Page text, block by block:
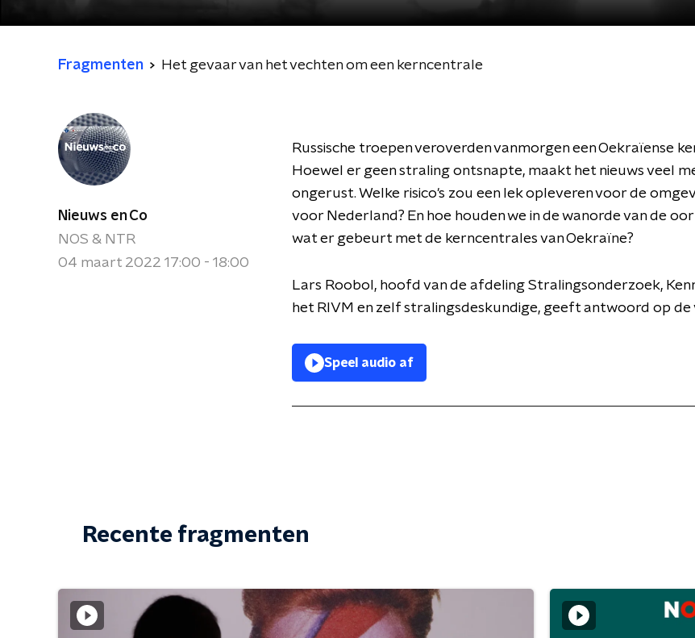
Fragmenten Het gevaar van het vechten om een kerncentrale
Nieuws en Co
NOS & NTR
04 maart 2022 17:00 - 18:00
Russische troepen veroverden vanmorgen een Oekraïense
Hoewel er geen straling ontsnapte, maakt het nieuws veel
ongerust. Welke risico's zou een lek opleveren voor de
voor Nederland? En hoe houden we in de wanorde van de
wat er gebeurt met de kerncentrales van Oekraïne?
Lars Roobol, hoofd van de afdeling Stralingsonderzoek,
het RIVM en zelf stralingsdeskundige, geeft antwoord op de
Speel audio af
Recente fragmenten